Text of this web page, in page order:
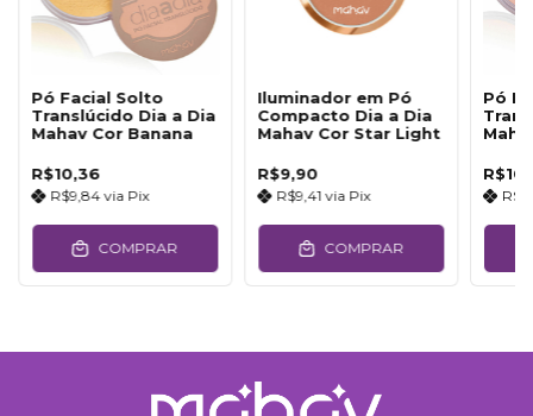
Pó Facial Solto
Translúcido Dia a Dia
Mahav Cor Banana
R$10,36
R$9,84via Pix
COMPRAR
Iluminador em Pó
Compacto Dia a Dia
Mahav Cor Star Light
R$9,90
R$9,41via Pix
COMPRAR
Pó